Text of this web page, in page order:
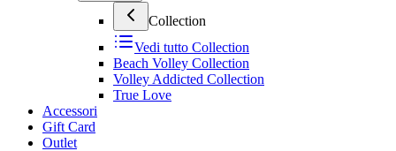
Collection
Vedi tutto Collection
Beach Volley Collection
Volley Addicted Collection
True Love
Accessori
Gift Card
Outlet